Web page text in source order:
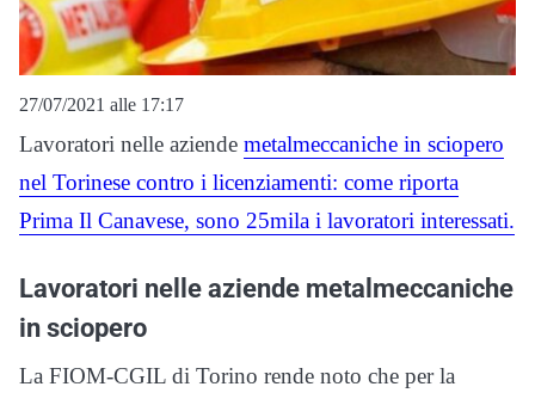
27/07/2021 alle 17:17
Lavoratori nelle aziende metalmeccaniche in sciopero
nel Torinese contro i licenziamenti: come riporta
Prima Il Canavese, sono 25mila i lavoratori interessati.
Lavoratori nelle aziende metalmeccaniche
in sciopero
La FIOM-CGIL di Torino rende noto che per la